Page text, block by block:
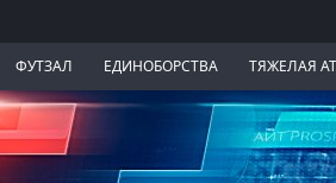
ФУТЗАЛ ЕДИНОБОРСТВА ТЯЖЕЛАЯ